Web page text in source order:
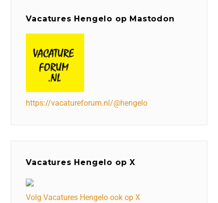
Vacatures Hengelo op Mastodon
https://vacatureforum.nl/@hengelo
Vacatures Hengelo op X
Volg Vacatures Hengelo ook op X